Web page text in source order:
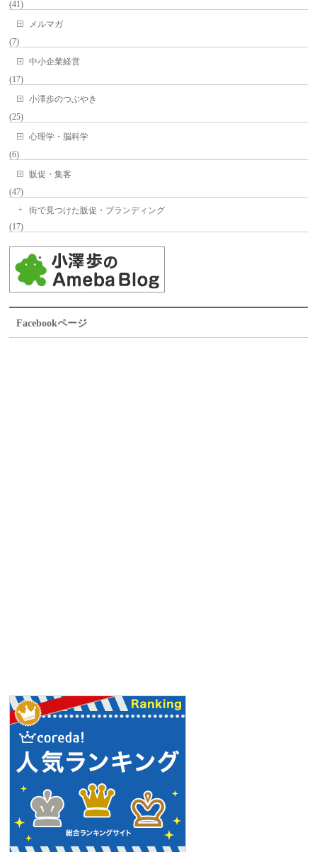
(41)
メルマガ
(7)
中小企業経営
(17)
小澤歩のつぶやき
(25)
心理学・脳科学
(6)
販促・集客
(47)
街で見つけた販促・ブランディング
(17)
Facebookページ